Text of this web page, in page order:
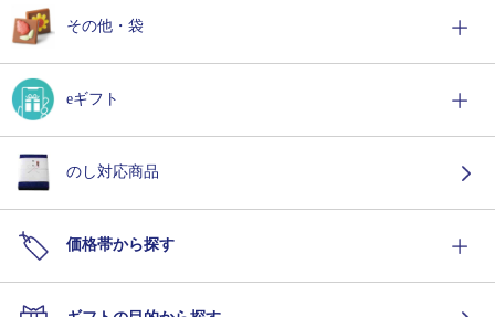
その他・袋
eギフト
のし対応商品
価格帯から探す